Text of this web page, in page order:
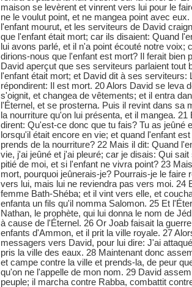
maison se levèrent et vinrent vers lui pour le
ne le voulut point, et ne mangea point avec
l'enfant mourut, et les serviteurs de David
que l'enfant était mort; car ils disaient: Quand
lui avons parlé, et il n'a point écouté notre voix;
dirions-nous que l'enfant est mort? Il ferait bien
David aperçut que ses serviteurs parlaient tout
l'enfant était mort; et David dit à ses serviteurs:
répondirent: Il est mort. 20 Alors David se leva
s'oignit, et changea de vêtements; et il entra
l'Éternel, et se prosterna. Puis il revint dans sa
la nourriture qu'on lui présenta, et il mangea.
dirent: Qu'est-ce donc que tu fais? Tu as jeûné
lorsqu'il était encore en vie; et quand l'enfant
prends de la nourriture? 22 Mais il dit: Quand
vie, j'ai jeûné et j'ai pleuré; car je disais: Qui
pitié de moi, et si l'enfant ne vivra point? 23
mort, pourquoi jeûnerais-je? Pourrais-je le faire
vers lui, mais lui ne reviendra pas vers moi. 24
femme Bath-Shéba; et il vint vers elle, et
enfanta un fils qu'il nomma Salomon. 25 Et
Nathan, le prophète, qui lui donna le nom de
à cause de l'Éternel. 26 Or Joab faisait la
enfants d'Ammon, et il prit la ville royale. 27
messagers vers David, pour lui dire: J'ai
pris la ville des eaux. 28 Maintenant donc
et campe contre la ville et prends-la, de peur
qu'on ne l'appelle de mon nom. 29 David
peuple; il marcha contre Rabba, combattit